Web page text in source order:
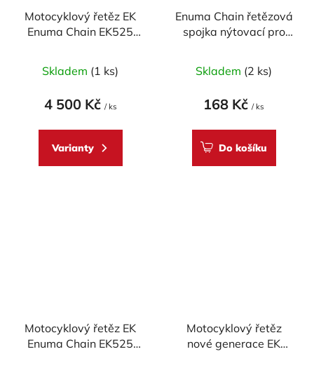
Motocyklový řetěz EK
Enuma Chain EK525
Skladem (1 ks)
4 500 Kč / ks
Varianty
Enuma Chain řetězová
spojka nýtovací pro
Skladem (2 ks)
168 Kč / ks
Do košíku
Motocyklový řetěz EK
Enuma Chain EK525
Motocyklový řetěz
nové generace EK